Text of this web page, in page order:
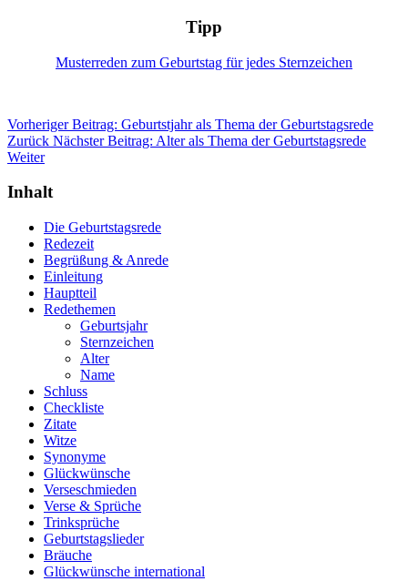
Tipp
Musterreden zum Geburtstag für jedes Sternzeichen
Vorheriger Beitrag: Geburtstjahr als Thema der Geburtstagsrede
Zurück Nächster Beitrag: Alter als Thema der Geburtstagsrede
Weiter
Inhalt
Die Geburtstagsrede
Redezeit
Begrüßung & Anrede
Einleitung
Hauptteil
Redethemen
Geburtsjahr
Sternzeichen
Alter
Name
Schluss
Checkliste
Zitate
Witze
Synonyme
Glückwünsche
Verseschmieden
Verse & Sprüche
Trinksprüche
Geburtstagslieder
Bräuche
Glückwünsche international